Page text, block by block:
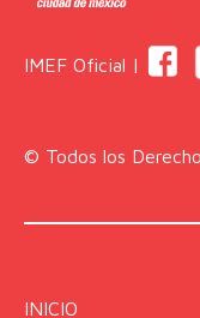
IMEF Oficial |
© Todos los
INICIO